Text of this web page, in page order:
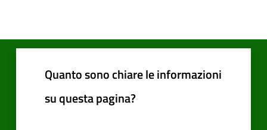
Quanto sono chiare le informazioni
su questa pagina?